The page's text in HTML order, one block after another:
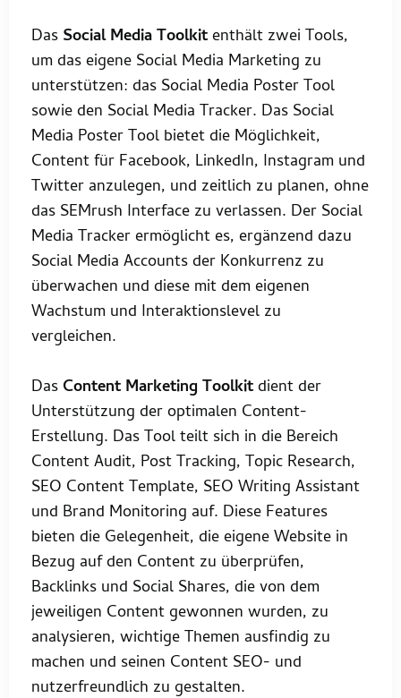
Das Social Media Toolkitenthält zwei Tools,
um das eigene Social Media Marketing zu
unterstützen: das Social Media Poster Tool
sowie den Social Media Tracker. Das Social
Media Poster Tool bietet die Möglichkeit,
Content für Facebook, LinkedIn, Instagram und
Twitter anzulegen, und zeitlich zu planen, ohne
das SEMrush Interface zu verlassen. Der Social
Media Tracker ermöglicht es, ergänzend dazu
Social Media Accounts der Konkurrenz zu
überwachen und diese mit dem eigenen
Wachstum und Interaktionslevel zu
vergleichen.
Das Content Marketing Toolkitdient der
Unterstützung der optimalen Content-
Erstellung. Das Tool teilt sich in die Bereich
Content Audit, Post Tracking, Topic Research,
SEO Content Template, SEO Writing Assistant
und Brand Monitoring auf. Diese Features
bieten die Gelegenheit, die eigene Website in
Bezug auf den Content zu überprüfen,
Backlinks und Social Shares, die von dem
jeweiligen Content gewonnen wurden, zu
analysieren, wichtige Themen ausfindig zu
machen und seinen Content SEO- und
nutzerfreundlich zu gestalten.